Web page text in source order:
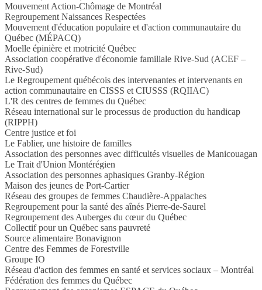
Mouvement Action-Chômage de Montréal
Regroupement Naissances Respectées
Mouvement d'éducation populaire et d'action communautaire du
Québec (MÉPACQ)
Moelle épinière et motricité Québec
Association coopérative d'économie familiale Rive-Sud (ACEF –
Rive-Sud)
Le Regroupement québécois des intervenantes et intervenants en
action communautaire en CISSS et CIUSSS (RQIIAC)
L'R des centres de femmes du Québec
Réseau international sur le processus de production du handicap
(RIPPH)
Centre justice et foi
Le Fablier, une histoire de familles
Association des personnes avec difficultés visuelles de Manicouagan
Le Trait d'Union Montérégien
Association des personnes aphasiques Granby-Région
Maison des jeunes de Port-Cartier
Réseau des groupes de femmes Chaudière-Appalaches
Regroupement pour la santé des aînés Pierre-de-Saurel
Regroupement des Auberges du cœur du Québec
Collectif pour un Québec sans pauvreté
Source alimentaire Bonavignon
Centre des Femmes de Forestville
Groupe IO
Réseau d'action des femmes en santé et services sociaux – Montréal
Fédération des femmes du Québec